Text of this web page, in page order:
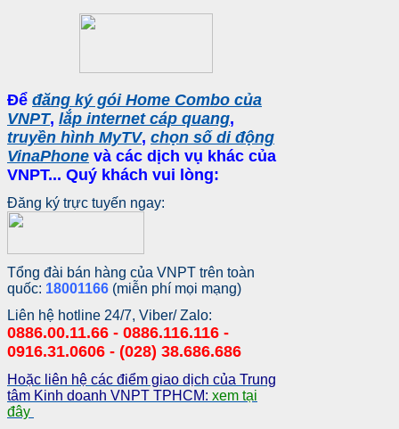
Để đăng ký gói Home Combo của
VNPT, lắp internet cáp quang,
truyền hình MyTV, chọn số di động
VinaPhone và các dịch vụ khác của
VNPT... Quý khách vui lòng:
Đăng ký trực tuyến ngay:
Tổng đài bán hàng của VNPT trên toàn
quốc: 18001166 (miễn phí mọi mạng)
Liên hệ hotline 24/7, Viber/ Zalo:
0886.00.11.66 - 0886.116.116 -
0916.31.0606 - (028) 38.686.686
Hoặc liên hệ các điểm giao dịch của Trung
tâm Kinh doanh VNPT TPHCM: xem tại
đây